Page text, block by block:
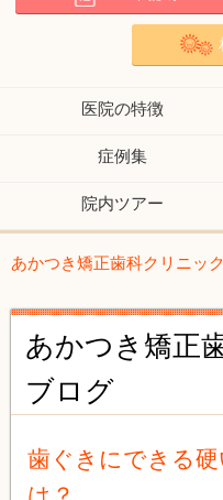
医院の特徴
症例集
院内ツアー
あかつき矯正歯科クリニッ
あかつき矯正
ブログ
歯ぐきにできる